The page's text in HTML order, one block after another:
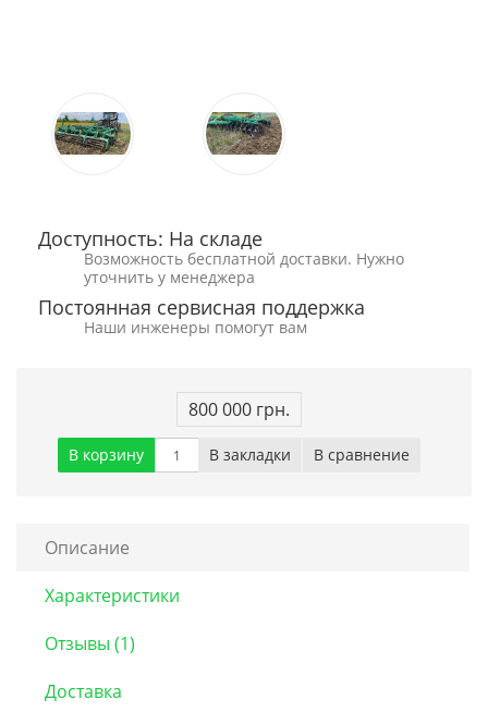
Доступность: На складе
Возможность бесплатной доставки. Нужно
уточнить у менеджера
Постоянная сервисная поддержка
Наши инженеры помогут вам
800 000 грн.
В корзину В закладки В сравнение
Описание
Характеристики
Отзывы (1)
Доставка